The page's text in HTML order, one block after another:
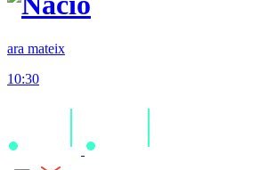
ara mateix
10:30